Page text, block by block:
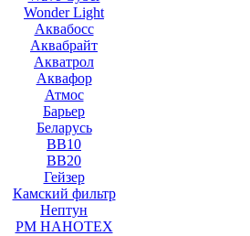
Wonder Light
Аквабосс
Аквабрайт
Акватрол
Аквафор
Атмос
Барьер
Беларусь
ВВ10
ВВ20
Гейзер
Камский фильтр
Нептун
РМ НАНОТЕХ